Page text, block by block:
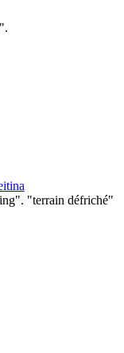
"terrain défriché"